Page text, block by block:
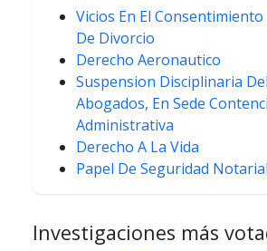
Vicios En El Consentimiento
De Divorcio
Derecho Aeronautico
Suspension Disciplinaria
Abogados, En Sede
Administrativa
Derecho A La Vida
Papel De Seguridad Notarial
Investigaciones más